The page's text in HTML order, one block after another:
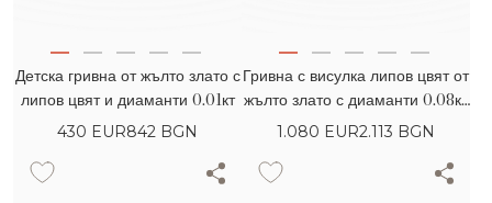
Детска гривна от жълто злато с
липов цвят и диаманти 0.01кт
430 EUR842 BGN
Гривна с висулка липов цвят от
жълто злато с диаманти 0.08кт
и сладководни перли
1.080 EUR2.113 BGN